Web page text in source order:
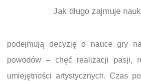
Jak długo zajmuje
podejmują decyzję o nauce gry
powodów – chęć realizacji pasji,
umiejętności artystycznych. Czas